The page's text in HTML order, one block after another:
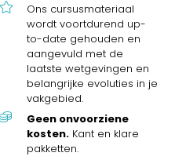
Ons cursusmateriaal
wordt voortdurend up-
to-date gehouden en
aangevuld met de
laatste wetgevingen en
belangrijke evoluties in je
vakgebied.
Geen onvoorziene
kosten. Kant en klare
pakketten.